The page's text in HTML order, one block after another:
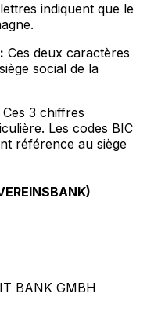
indiquent que le
Ces deux caractères
social de la
Ces 3 chiffres
Les codes BIC
référence au siège
BANK GMBH